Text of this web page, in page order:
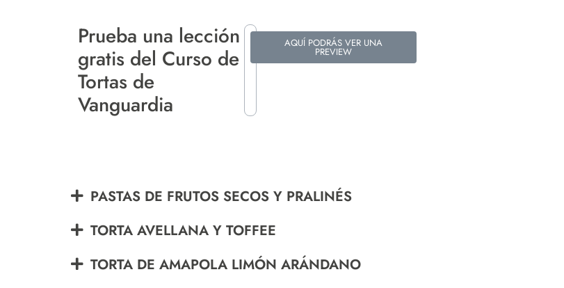
Prueba una lección
gratis del Curso de
Tortas de
Vanguardia
AQUÍ PODRÁS VER UNA
PREVIEW
PASTAS DE FRUTOS SECOS Y PRALINÉS
TORTA AVELLANA Y TOFFEE
TORTA DE AMAPOLA LIMÓN ARÁNDANO